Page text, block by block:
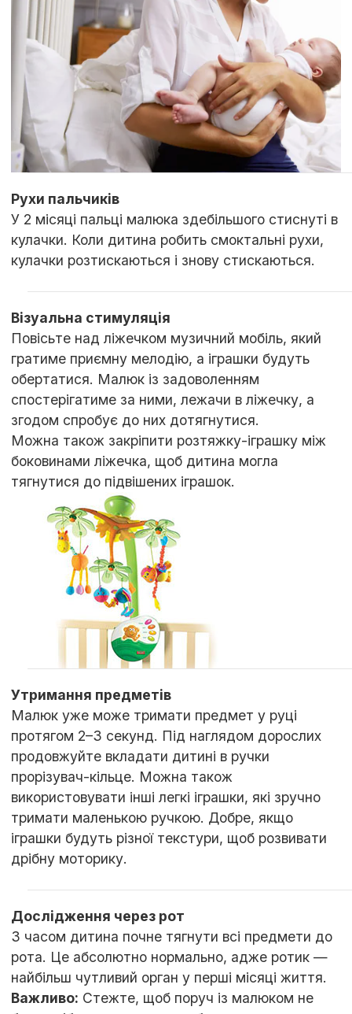
Рухи пальчиків
У 2 місяці пальці малюка здебільшого стиснуті в
кулачки. Коли дитина робить смоктальні рухи,
кулачки розтискаються і знову стискаються.
Візуальна стимуляція
Повісьте над ліжечком музичний мобіль, який
гратиме приємну мелодію, а іграшки будуть
обертатися. Малюк із задоволенням
спостерігатиме за ними, лежачи в ліжечку, а
згодом спробує до них дотягнутися.
Можна також закріпити розтяжку-іграшку між
боковинами ліжечка, щоб дитина могла
тягнутися до підвішених іграшок.
Утримання предметів
Малюк уже може тримати предмет у руці
протягом 2–3 секунд. Під наглядом дорослих
продовжуйте вкладати дитині в ручки
прорізувач-кільце. Можна також
використовувати інші легкі іграшки, які зручно
тримати маленькою ручкою. Добре, якщо
іграшки будуть різної текстури, щоб розвивати
дрібну моторику.
Дослідження через рот
З часом дитина почне тягнути всі предмети до
рота. Це абсолютно нормально, адже ротик —
Важливо: Стежте, щоб поруч із малюком не